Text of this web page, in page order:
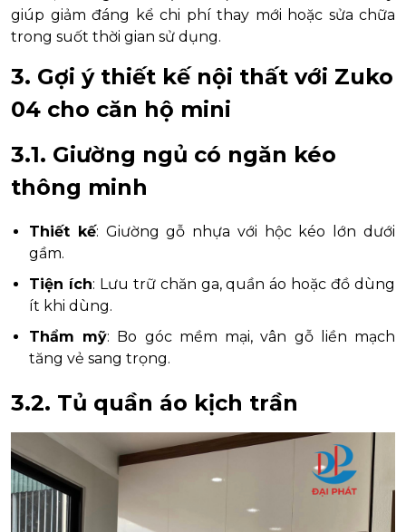
giúp giảm đáng kể chi phí thay mới hoặc sửa chữa
trong suốt thời gian sử dụng.
3. Gợi ý thiết kế nội thất với Zuko
04 cho căn hộ mini
3.1. Giường ngủ có ngăn kéo
thông minh
Thiết kế: Giường gỗ nhựa với hộc kéo lớn dưới
gầm.
Tiện ích: Lưu trữ chăn ga, quần áo hoặc đồ dùng
ít khi dùng.
Thẩm mỹ: Bo góc mềm mại, vân gỗ liền mạch
tăng vẻ sang trọng.
3.2. Tủ quần áo kịch trần